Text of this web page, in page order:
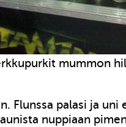
mummon
Flunssa palasi ja uni
nuppiaan